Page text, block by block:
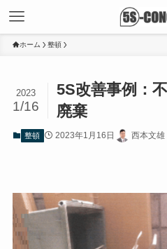
ホーム 整頓
5S改善事例：
廃棄
2023
1/16
整頓 2023年1月16日 西本文雄